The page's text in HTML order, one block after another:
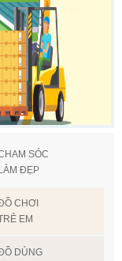
SÓC
ĐẸP
CHƠI
EM
DÙNG